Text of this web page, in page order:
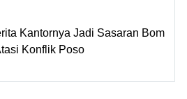
Kantornya Jadi Sasaran Bom
Konflik Poso